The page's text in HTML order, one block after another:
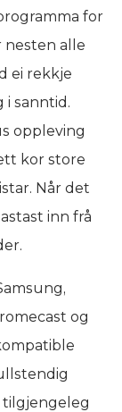
for
nesten alle
ei rekkje
sanntid.
oppleving
kor store
Når det
inn frå
og
tilgjengeleg